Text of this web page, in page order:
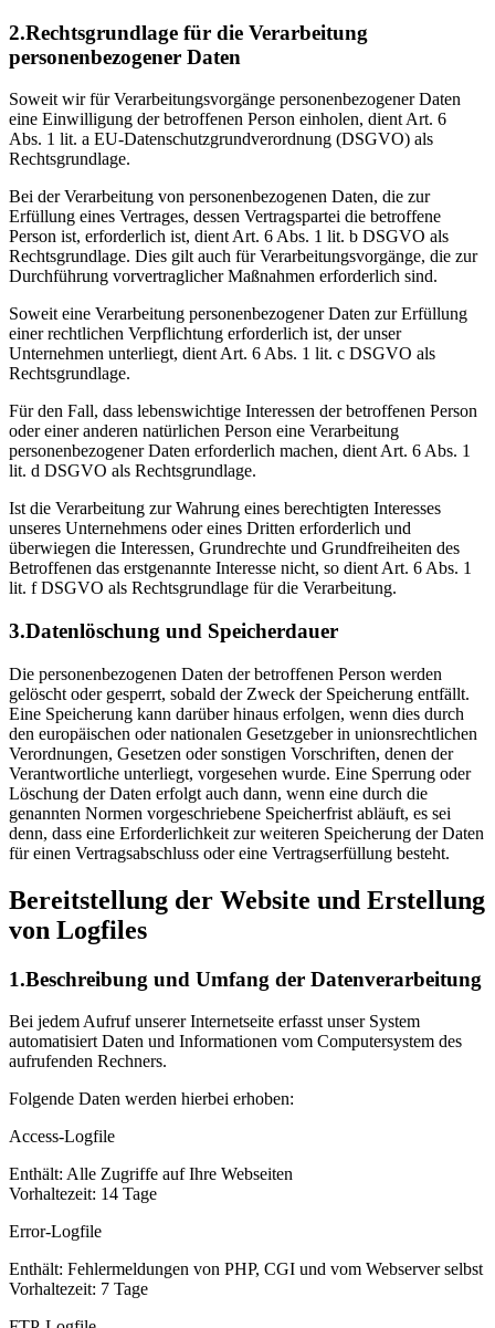
2.Rechtsgrundlage für die Verarbeitung
personenbezogener Daten
Soweit wir für Verarbeitungsvorgänge personenbezogener Daten
eine Einwilligung der betroffenen Person einholen, dient Art. 6
Abs. 1 lit. a EU-Datenschutzgrundverordnung (DSGVO) als
Rechtsgrundlage.
Bei der Verarbeitung von personenbezogenen Daten, die zur
Erfüllung eines Vertrages, dessen Vertragspartei die betroffene
Person ist, erforderlich ist, dient Art. 6 Abs. 1 lit. b DSGVO als
Rechtsgrundlage. Dies gilt auch für Verarbeitungsvorgänge, die zur
Durchführung vorvertraglicher Maßnahmen erforderlich sind.
Soweit eine Verarbeitung personenbezogener Daten zur Erfüllung
einer rechtlichen Verpflichtung erforderlich ist, der unser
Unternehmen unterliegt, dient Art. 6 Abs. 1 lit. c DSGVO als
Rechtsgrundlage.
Für den Fall, dass lebenswichtige Interessen der betroffenen Person
oder einer anderen natürlichen Person eine Verarbeitung
personenbezogener Daten erforderlich machen, dient Art. 6 Abs. 1
lit. d DSGVO als Rechtsgrundlage.
Ist die Verarbeitung zur Wahrung eines berechtigten Interesses
unseres Unternehmens oder eines Dritten erforderlich und
überwiegen die Interessen, Grundrechte und Grundfreiheiten des
Betroffenen das erstgenannte Interesse nicht, so dient Art. 6 Abs. 1
lit. f DSGVO als Rechtsgrundlage für die Verarbeitung.
3.Datenlöschung und Speicherdauer
Die personenbezogenen Daten der betroffenen Person werden
gelöscht oder gesperrt, sobald der Zweck der Speicherung entfällt.
Eine Speicherung kann darüber hinaus erfolgen, wenn dies durch
den europäischen oder nationalen Gesetzgeber in unionsrechtlichen
Verordnungen, Gesetzen oder sonstigen Vorschriften, denen der
Verantwortliche unterliegt, vorgesehen wurde. Eine Sperrung oder
Löschung der Daten erfolgt auch dann, wenn eine durch die
genannten Normen vorgeschriebene Speicherfrist abläuft, es sei
denn, dass eine Erforderlichkeit zur weiteren Speicherung der Daten
für einen Vertragsabschluss oder eine Vertragserfüllung besteht.
Bereitstellung der Website und Erstellung
von Logfiles
1.Beschreibung und Umfang der Datenverarbeitung
Bei jedem Aufruf unserer Internetseite erfasst unser System
automatisiert Daten und Informationen vom Computersystem des
aufrufenden Rechners.
Folgende Daten werden hierbei erhoben:
Access-Logfile
Enthält: Alle Zugriffe auf Ihre Webseiten
Vorhaltezeit: 14 Tage
Error-Logfile
Enthält: Fehlermeldungen von PHP, CGI und vom Webserver selbst
Vorhaltezeit: 7 Tage